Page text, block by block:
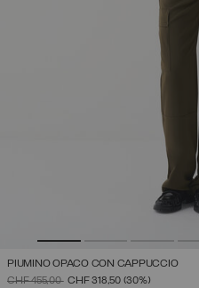
PIUMINO OPACO CON CAPPUCCIO
PREZZO RIDOTTO DA
CHF 455,00ACHF 318,50 (30%)